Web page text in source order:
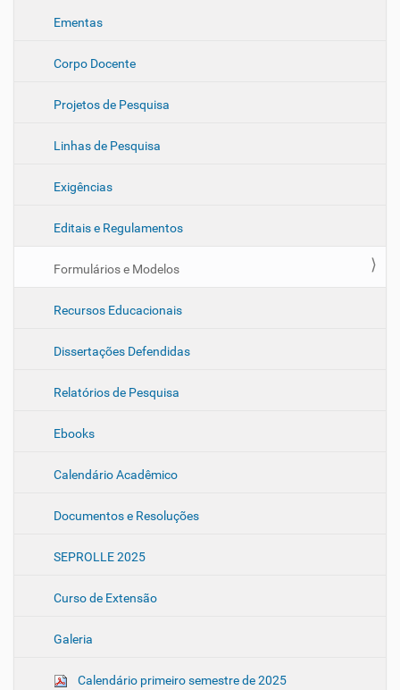
Ementas
Corpo Docente
Projetos de Pesquisa
Linhas de Pesquisa
Exigências
Editais e Regulamentos
Formulários e Modelos
Recursos Educacionais
Dissertações Defendidas
Relatórios de Pesquisa
Ebooks
Calendário Acadêmico
Documentos e Resoluções
SEPROLLE 2025
Curso de Extensão
Galeria
Calendário primeiro semestre de 2025